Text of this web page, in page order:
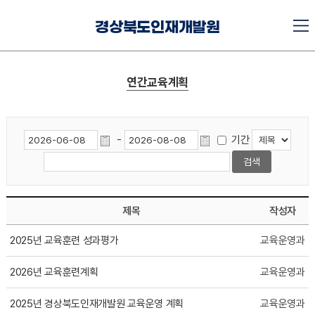
경상북도인재개발원
연간교육계획
- 기간
제목 작성자
2025년 교육훈련 성과평가 교육운영과
2026년 교육훈련계획 교육운영과
2025년 경상북도인재개발원 교육운영 계획 교육운영과